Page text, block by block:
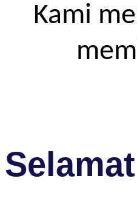
Kami
Selamat